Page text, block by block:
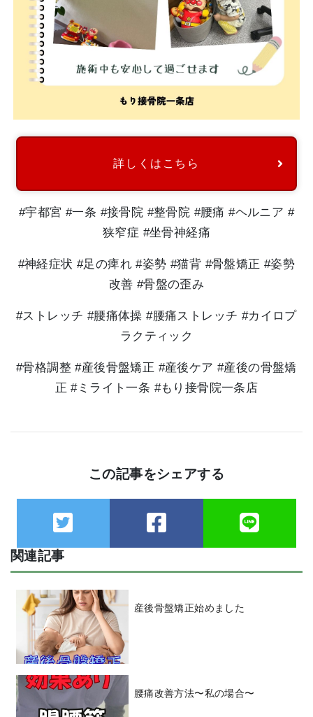
詳しくはこちら
#宇都宮 #一条 #接骨院 #整骨院 #腰痛 #ヘルニア #
狭窄症 #坐骨神経痛
#神経症状 #足の痺れ #姿勢 #猫背 #骨盤矯正 #姿勢
改善 #骨盤の歪み
#ストレッチ #腰痛体操 #腰痛ストレッチ #カイロプ
ラクティック
#骨格調整 #産後骨盤矯正 #産後ケア #産後の骨盤矯
正 #ミライト一条 #もり接骨院一条店
この記事をシェアする
関連記事
産後骨盤矯正始めました
腰痛改善方法〜私の場合〜